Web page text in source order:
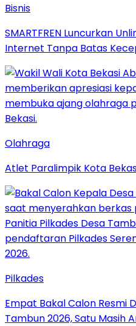
Bisnis
SMARTFREN Luncurkan
Internet Tanpa Batas
Olahraga
Atlet Paralimpik Kota
Pilkades
Empat Bakal Calon Resmi
Tambun 2026, Satu Masih